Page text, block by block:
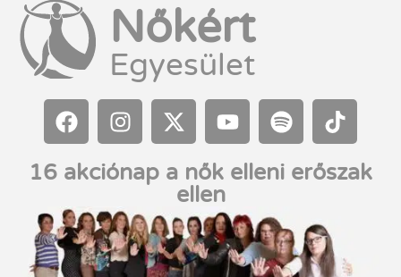
Nőkért
Egyesület
16 akciónap a nők elleni erőszak
ellen